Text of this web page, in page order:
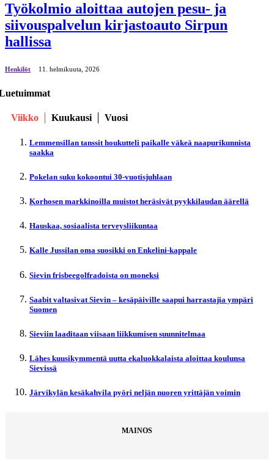
Työkolmio aloittaa autojen pesu- ja
siivouspalvelun kirjastoauto Sirpun
hallissa
Henkilöt 11. helmikuuta, 2026
Viikko Kuukausi Vuosi
Lemmensillan tanssit houkutteli paikalle väkeä naapurikunnista
saakka
Pokelan suku kokoontui 30-vuotisjuhlaan
Korhosen markkinoilla muistot heräsivät pyykkilaudan äärellä
Hauskaa, sosiaalista terveysliikuntaa
Kalle Jussilan oma suosikki on Enkelini-kappale
Sievin frisbeegolfradoista on moneksi
Saabit valtasivat Sievin – kesäpäiville saapui harrastajia ympäri
Suomen
Sieviin laaditaan viisaan liikkumisen suunnitelmaa
Lähes kuusikymmentä uutta ekaluokkalaista aloittaa koulunsa
Sievissä
Järvikylän kesäkahvila pyöri neljän nuoren yrittäjän voimin
MAINOS